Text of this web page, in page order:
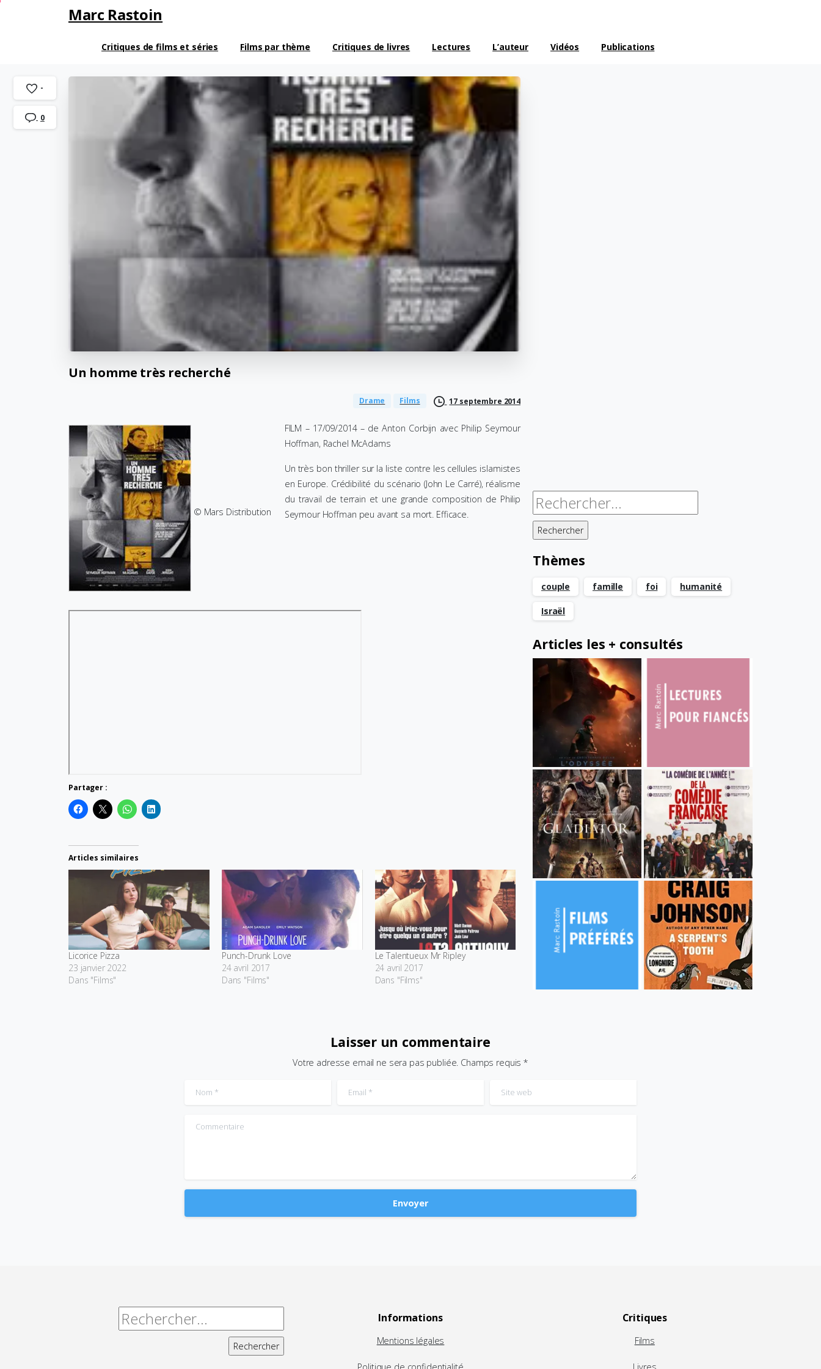
Marc Rastoin
Critiques de films et séries Films par thème Critiques de livres Lectures L’auteur Vidéos Publications
Un homme très recherché
Drame Films 17 septembre 2014
© Mars Distribution
FILM – 17/09/2014 – de Anton Corbijn avec Philip Seymour
Hoffman, Rachel McAdams
Un très bon thriller sur la liste contre les cellules islamistes
en Europe. Crédibilité du scénario (John Le Carré), réalisme
du travail de terrain et une grande composition de Philip
Seymour Hoffman peu avant sa mort. Efficace.
Partager :
Articles similaires
Licorice Pizza
23 janvier 2022
Dans "Films"
Punch-Drunk Love
24 avril 2017
Dans "Films"
Le Talentueux Mr Ripley
24 avril 2017
Dans "Films"
-
0
Rechercher :
Thèmes
couple famille foi humanité
Israël
Articles les + consultés
Laisser un commentaire
Votre adresse email ne sera pas publiée. Champs requis *
Nom Email Site web
Commentaire
Rechercher : Informations
Mentions légales
Critiques
Films